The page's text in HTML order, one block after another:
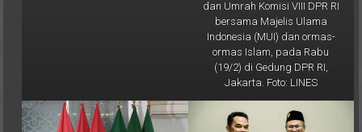
dan Umrah Komisi VIII DPR RI
bersama Majelis Ulama
Indonesia (MUI) dan ormas-
ormas Islam, pada Rabu
(19/2) di Gedung DPR RI,
Jakarta. Foto: LINES